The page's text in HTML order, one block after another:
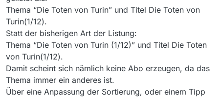
Thema “Die Toten von Turin” und Titel Die Toten von
Turin(1/12).
Statt der bisherigen Art der Listung:
Thema “Die Toten von Turin (1/12)” und Titel Die Toten
von Turin(1/12).
Damit scheint sich nämlich keine Abo erzeugen, da das
Thema immer ein anderes ist.
Über eine Anpassung der Sortierung, oder einem Tipp